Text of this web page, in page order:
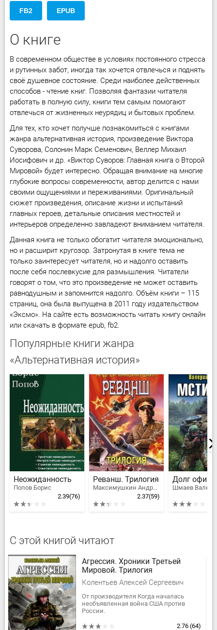
FB2 EPUB
О книге
В современном обществе в условиях постоянного стресса
и рутинных забот, иногда так хочется отвлечься и поднять
своё душевное состояние. Среди наиболее действенных
способов - чтение книг. Позволяя фантазии читателя
работать в полную силу, книги тем самым помогают
отвлечься от жизненных неурядиц и бытовых проблем.
Для тех, кто хочет получше познакомиться с книгами
жанра альтернативная история, произведение Виктора
Суворова, Солонин Марк Семенович, Веллер Михаил
Иосифович и др. «Виктор Суворов: Главная книга о Второй
Мировой» будет интересно. Обращая внимание на многие
глубокие вопросы современности, автор делится с нами
своими ощущениями и переживаниями. Оригинальный
сюжет произведения, описание жизни и испытаний
главных героев, детальные описания местностей и
интерьеров определенно завладеют вниманием читателя.
Данная книга не только обогатит читателя эмоционально,
но и расширит кругозор. Затронутая в книге тема не
только заинтересует читателя, но и надолго оставить
после себя послевкусие для размышления. Читатели
говорят о том, что это произведение не может оставить
равнодушным и запомнится надолго. Объём книги – 115
страниц, она была выпущена в 2011 году издательством
«Эксмо». На сайте есть возможность читать книгу онлайн
или скачать в формате epub, fb2.
Популярные книги жанра
«Альтернативная история»
Неожиданность
Попов Борис
2.39(76)
Реванш. Трилогия
Максимушкин Андрей Владимирович
2.37(59)
Долг
С этой книгой читают
Агрессия. Хроники Третьей
Мировой. Трилогия
Колентьев Алексей Сергеевич
От производителя Когда началась
необъявленная война США против
России.
нашу землю.
2.76 (64)